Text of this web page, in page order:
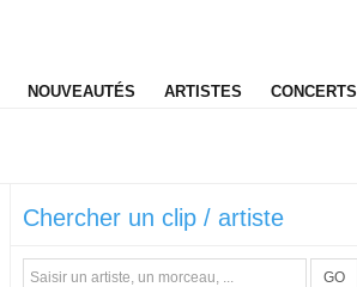
NOUVEAUTÉS ARTISTES CONCERTS
Chercher un clip / artiste
GO